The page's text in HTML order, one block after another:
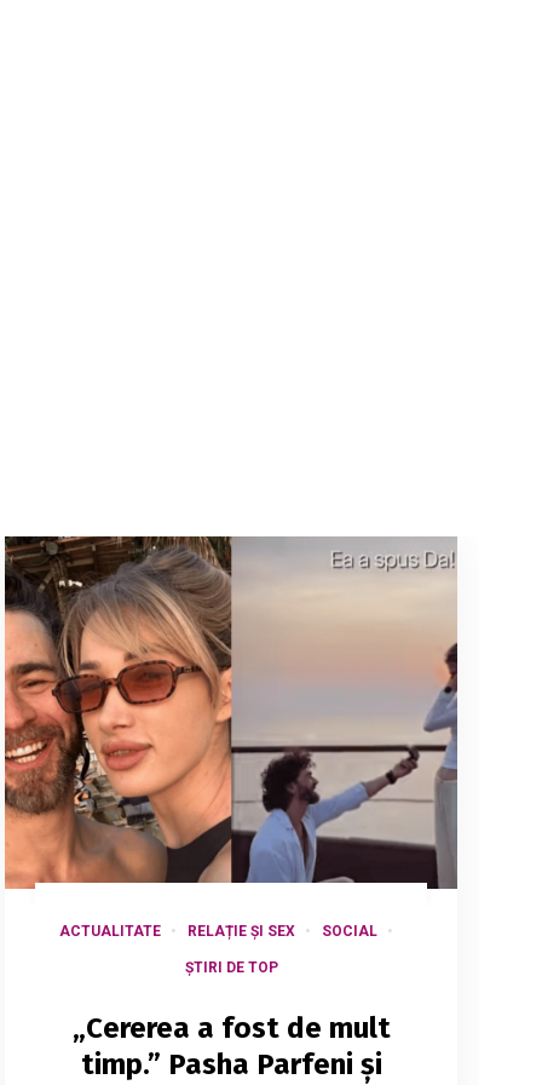
ACTUALITATE RELAȚIE ȘI SEX SOCIAL
ȘTIRI DE TOP
„Cererea a fost de mult
timp.” Pasha Parfeni și